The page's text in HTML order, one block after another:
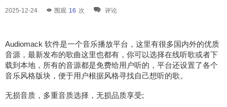
2025-12-24 围观 16 次 评论
Audiomack 软件是一个音乐播放平台，这里有很多国内外的优质
音源，最新发布的歌曲这里也都有，你可以选择在线听歌或者下
载到本地，所有的音源都是免费给用户听的，平台还设置了各个
音乐风格版块，便于用户根据风格寻找自己想听的歌。
无损音质，多重音质选择，无损品质享受;